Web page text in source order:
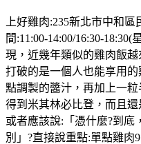
上好雞肉:235新北市中和
間:11:00-14:00/16:30-
現，近幾年類似的雞肉飯越
打破的是一個人也能享用
點調製的醬汁，再加上一
得到米其林必比登，而且
或者應該說:「憑什麼?到底
別」?直接說重點:單點雞肉